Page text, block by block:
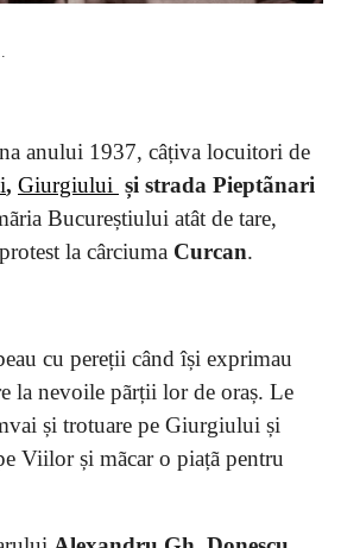
anului 1937, câțiva locuitori de
, Giurgiului și strada Pieptãnari
Bucureștiului atât de tare,
la cârciuma Curcan.
cu pereții când își exprimau
la nevoile pãrții lor de oraș. Le
și trotuare pe Giurgiului și
Viilor și mãcar o piațã pentru